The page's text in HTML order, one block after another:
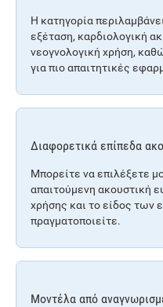
Η κατηγορία
εξέταση, καρδιολογική
νεογνολογική χρήση,
για πιο απαιτητικές
Διαφορετικά επίπεδα
Μπορείτε να επιλέξετε
απαιτούμενη ακουστική
χρήσης και το είδος των
πραγματοποιείτε.
Μοντέλα από